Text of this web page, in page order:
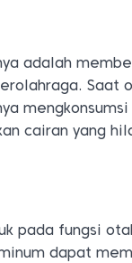
adalah
Saat
cairan yang
pada fungsi
dapat